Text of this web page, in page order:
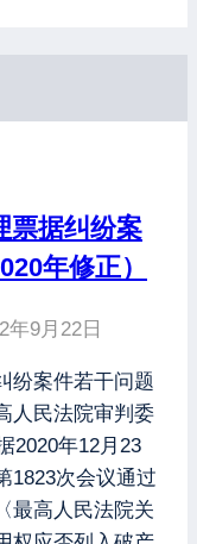
票据纠纷案
年修正）
年9月22日
纷案件若干问题
人民法院审判委
2020年12月23
1823次会议通过
最高人民法院关